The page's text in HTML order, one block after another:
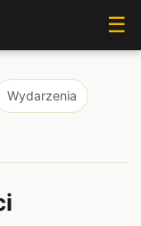
☰
Wydarzenia